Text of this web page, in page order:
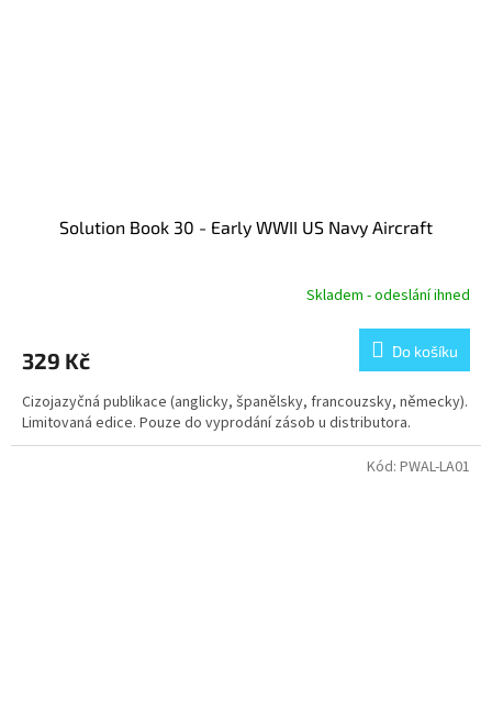
Solution Book 30 - Early WWII US Navy Aircraft
Skladem - odeslání ihned
329 Kč Do košíku
Cizojazyčná publikace (anglicky, španělsky, francouzsky, německy).
Limitovaná edice. Pouze do vyprodání zásob u distributora.
Kód: PWAL-LA01